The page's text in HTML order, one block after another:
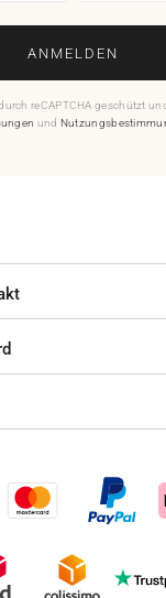
ANMELDEN
reCAPTCHA geschützt
und